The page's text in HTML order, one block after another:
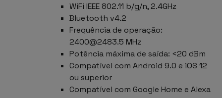
WiFi IEEE 802.11 b/g/n, 2.4GHz
Bluetooth v4.2
Frequência de operação:
2400@2483.5 MHz
Potência máxima de saída: <20 dBm
Compatível com Android 9.0 e iOS 12
ou superior
Compatível com Google Home e Alexa